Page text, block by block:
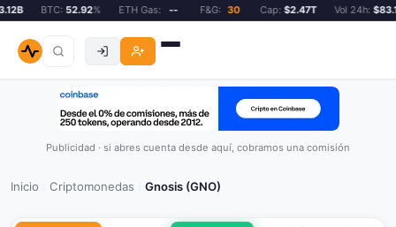
BTC:52.92% ETH Gas: -- F&G: 30 Cap:$2.47T Vol 24h:
Publicidad · si abres cuenta desde aquí, cobramos una comisión
Inicio Criptomonedas Gnosis (GNO)